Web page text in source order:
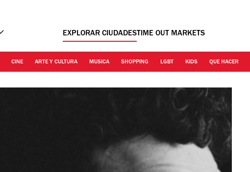
EXPLORAR CIUDADESTIME OUT MARKETS
CINE ARTE Y CULTURA MUSICA SHOPPING LGBT KIDS QUE HACER